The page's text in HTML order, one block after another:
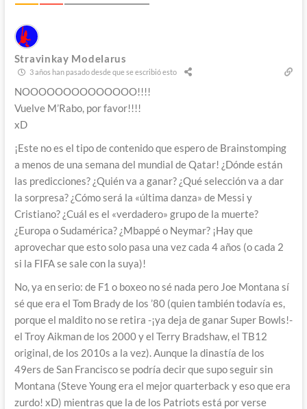
Stravinkay Modelarus
3 años han pasado desde que se escribió esto
NOOOOOOOOOOOOOO!!!!
Vuelve M’Rabo, por favor!!!!
xD
¡Este no es el tipo de contenido que espero de Brainstomping
a menos de una semana del mundial de Qatar! ¿Dónde están
las predicciones? ¿Quién va a ganar? ¿Qué selección va a dar
la sorpresa? ¿Cómo será la «última danza» de Messi y
Cristiano? ¿Cuál es el «verdadero» grupo de la muerte?
¿Europa o Sudamérica? ¿Mbappé o Neymar? ¡Hay que
aprovechar que esto solo pasa una vez cada 4 años (o cada 2
si la FIFA se sale con la suya)!
No, ya en serio: de F1 o boxeo no sé nada pero Joe Montana sí
sé que era el Tom Brady de los ’80 (quien también todavía es,
porque el maldito no se retira -¡ya deja de ganar Super Bowls!-
el Troy Aikman de los 2000 y el Terry Bradshaw, el TB12
original, de los 2010s a la vez). Aunque la dinastía de los
49ers de San Francisco se podría decir que supo seguir sin
Montana (Steve Young era el mejor quarterback y eso que era
zurdo! xD) mientras que la de los Patriots está por verse